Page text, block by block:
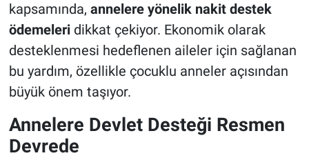
kapsamında, annelere yönelik nakit destek
ödemeleridikkat çekiyor. Ekonomik olarak
desteklenmesi hedeflenen aileler için sağlanan
bu yardım, özellikle çocuklu anneler açısından
büyük önem taşıyor.
Annelere Devlet Desteği Resmen
Devrede